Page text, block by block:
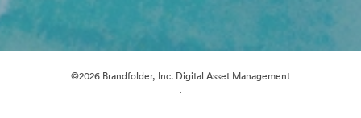
©2026 Brandfolder, Inc. Digital Asset Management
·